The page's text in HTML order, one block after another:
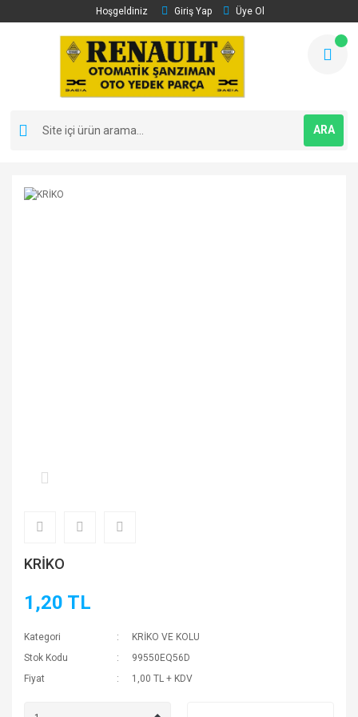
Hoşgeldiniz Giriş Yap Üye Ol
ARA
KRİKO
1,20 TL
Kategori
KRİKO VE KOLU
Stok Kodu
99550EQ56D
Fiyat
1,00 TL + KDV